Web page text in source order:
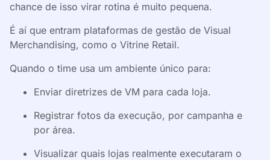
chance de isso virar rotina é muito pequena.
É aí que entram plataformas de gestão de Visual
Merchandising, como o Vitrine Retail.
Quando o time usa um ambiente único para:
Enviar diretrizes de VM para cada loja.
Registrar fotos da execução, por campanha e
por área.
Visualizar quais lojas realmente executaram o